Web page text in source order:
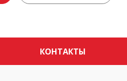
КОНТАКТЫ